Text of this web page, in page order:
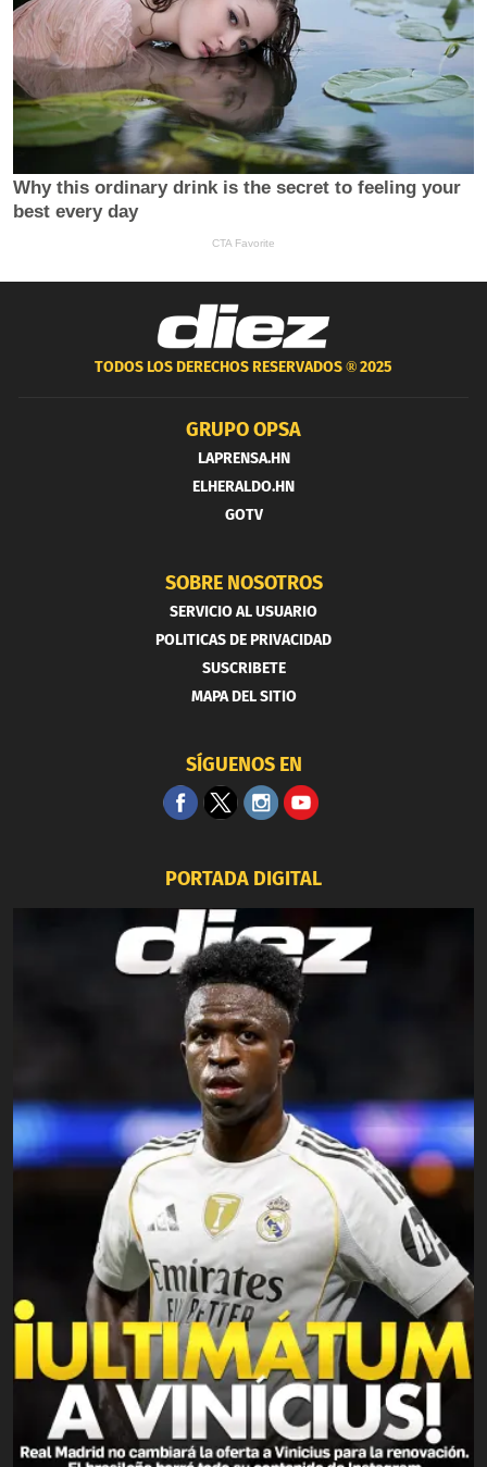
TODOS LOS DERECHOS RESERVADOS ®2025
GRUPO OPSA
LAPRENSA.HN
ELHERALDO.HN
GOTV
SOBRE NOSOTROS
SERVICIO AL USUARIO
POLITICAS DE PRIVACIDAD
SUSCRIBETE
MAPA DEL SITIO
SÍGUENOS EN
PORTADA DIGITAL